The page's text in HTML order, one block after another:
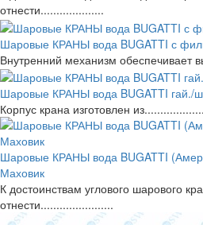
отнести....................
Шаровые КРАНЫ вода BUGATTI с
Внутренний механизм обеспечивает
Шаровые КРАНЫ вода BUGATTI гай./
Корпус крана изготовлен
Шаровые КРАНЫ вода BUGATTI
Маховик
К достоинствам углового шарового
отнести.......................